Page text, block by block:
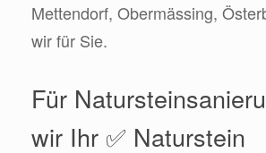
Mettendorf, Obermässing,
wir für Sie.
Für
wir Ihr ✅ Naturstein